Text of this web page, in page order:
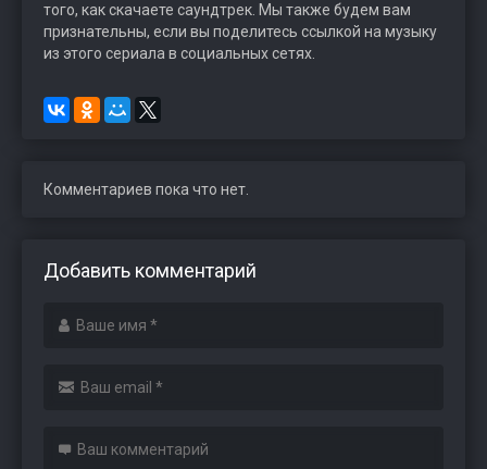
того, как скачаете саундтрек. Мы также будем вам
признательны, если вы поделитесь ссылкой на музыку
из этого сериала в социальных сетях.
Комментариев пока что нет.
Добавить комментарий